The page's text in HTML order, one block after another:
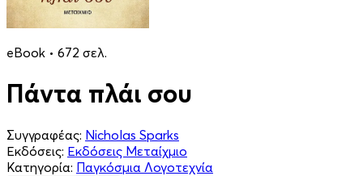
eBook • 672 σελ.
Πάντα πλάι σου
Συγγραφέας: Nicholas Sparks
Εκδόσεις: Εκδόσεις Μεταίχμιο
Κατηγορία: Παγκόσμια Λογοτεχνία